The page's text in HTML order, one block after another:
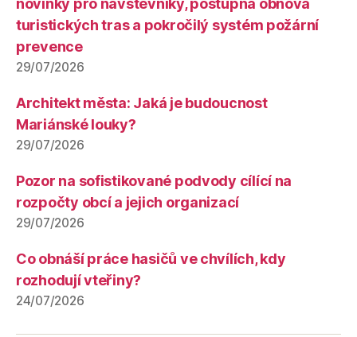
novinky pro návštěvníky, postupná obnova
turistických tras a pokročilý systém požární
prevence
29/07/2026
Architekt města: Jaká je budoucnost
Mariánské louky?
29/07/2026
Pozor na sofistikované podvody cílící na
rozpočty obcí a jejich organizací
29/07/2026
Co obnáší práce hasičů ve chvílích, kdy
rozhodují vteřiny?
24/07/2026